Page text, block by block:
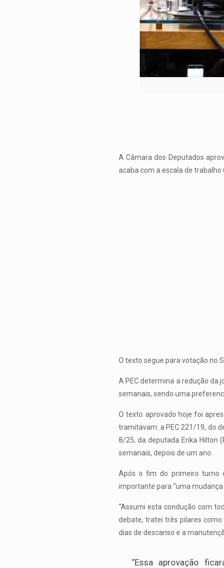
A Câmara dos Deputados
acaba com a escala de trabalho
O texto segue para votação no
A PEC determina a redução da
semanais, sendo uma
O texto aprovado hoje foi
tramitavam: a PEC 221/19, do
8/25, da deputada Erika Hilton
semanais, depois de um ano.
Após o fim do primeiro turno
importante para “uma
“Assumi esta condução com
debate, tratei três pilares como
dias de descanso e a
“Essa aprovação